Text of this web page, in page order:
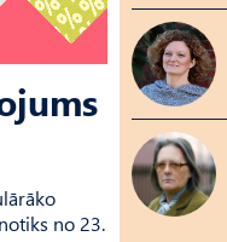
no 23.